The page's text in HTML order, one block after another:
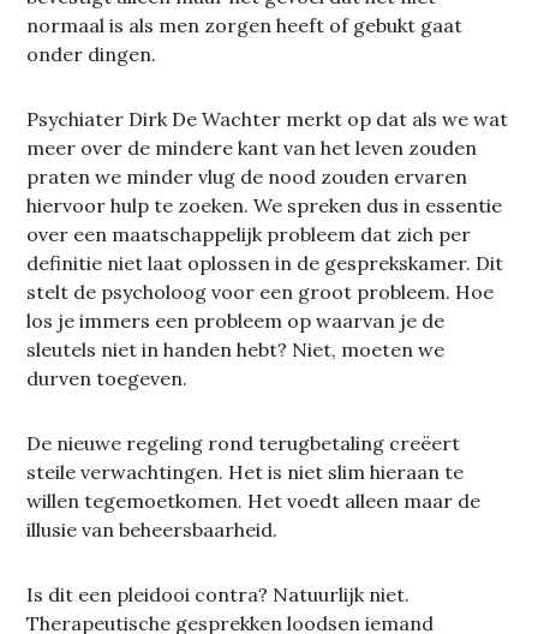
normaal is als men zorgen heeft of gebukt gaat
onder dingen.
Psychiater Dirk De Wachter merkt op dat als we wat
meer over de mindere kant van het leven zouden
praten we minder vlug de nood zouden ervaren
hiervoor hulp te zoeken. We spreken dus in essentie
over een maatschappelijk probleem dat zich per
definitie niet laat oplossen in de gesprekskamer. Dit
stelt de psycholoog voor een groot probleem. Hoe
los je immers een probleem op waarvan je de
sleutels niet in handen hebt? Niet, moeten we
durven toegeven.
De nieuwe regeling rond terugbetaling creëert
steile verwachtingen. Het is niet slim hieraan te
willen tegemoetkomen. Het voedt alleen maar de
illusie van beheersbaarheid.
Is dit een pleidooi contra? Natuurlijk niet.
Therapeutische gesprekken loodsen iemand